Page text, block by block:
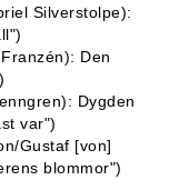
Silverstolpe):
Den
Dygden
var")
Gustaf [von]
blommor")